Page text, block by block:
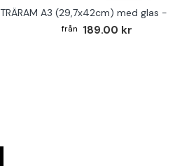
TRÄRAM A3 (29,7x42cm) med glas -
189.00 kr